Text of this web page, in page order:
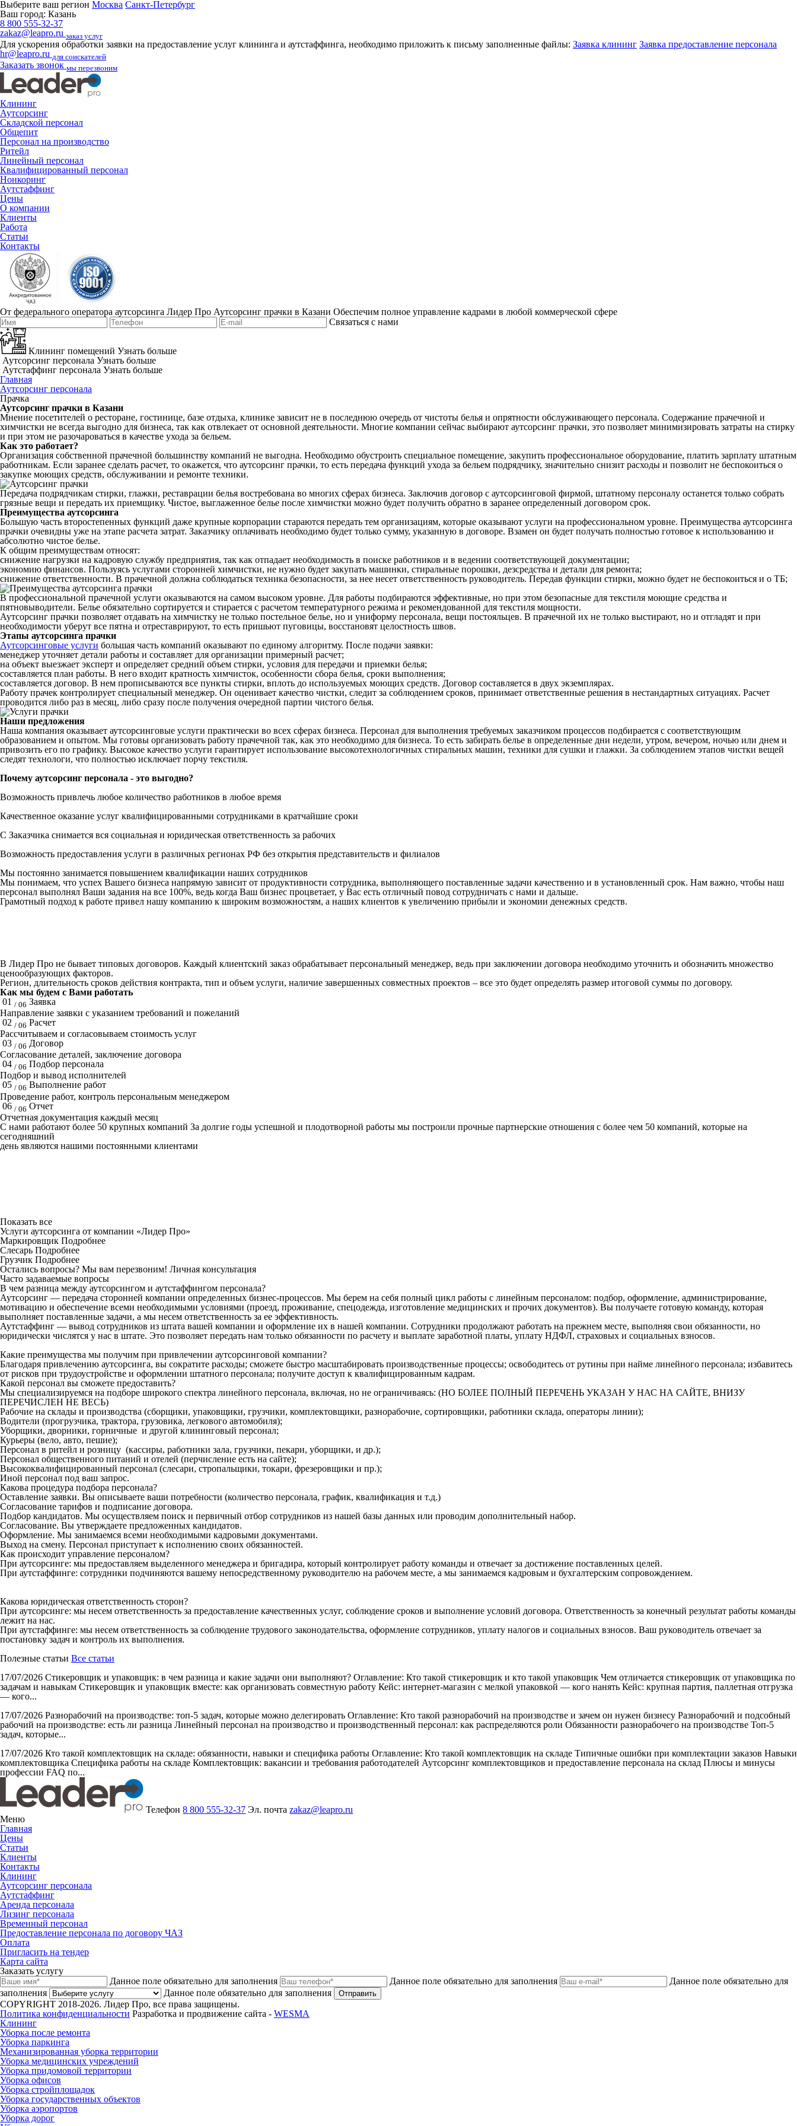
Выберите ваш регион Москва Санкт-Петербург
Ваш город: Казань
8 800 555-32-37
zakaz@leapro.ru заказ услуг
Для ускорения обработки заявки на предоставление услуг клининга и аутстаффинга, необходимо приложить к письму заполненные файлы: Заявка клининг Заявка предоставление персонала
hr@leapro.ru для соискателей
Заказать звонок мы перезвоним
Клининг
Аутсорсинг
Складской персонал
Общепит
Персонал на производство
Ритейл
Линейный персонал
Квалифицированный персонал
Нонкоринг
Аутстаффинг
Цены
О компании
Клиенты
Работа
Статьи
Контакты
От федерального оператора аутсорсинга Лидер Про Аутсорсинг прачки в Казани Обеспечим полное управление кадрами в любой коммерческой сфере
Связаться с нами
Клининг помещений Узнать больше
Аутсорсинг персонала Узнать больше
Аутстаффинг персонала Узнать больше
Главная
Аутсорсинг персонала
Прачка
Аутсорсинг прачки в Казани
Мнение посетителей о ресторане, гостинице, базе отдыха, клинике зависит не в последнюю очередь от чистоты белья и опрятности обслуживающего персонала. Содержание прачечной и
химчистки не всегда выгодно для бизнеса, так как отвлекает от основной деятельности. Многие компании сейчас выбирают аутсорсинг прачки, это позволяет минимизировать затраты на стирку
и при этом не разочароваться в качестве ухода за бельем.
Как это работает?
Организация собственной прачечной большинству компаний не выгодна. Необходимо обустроить специальное помещение, закупить профессиональное оборудование, платить зарплату штатным
работникам. Если заранее сделать расчет, то окажется, что аутсорсинг прачки, то есть передача функций ухода за бельем подрядчику, значительно снизит расходы и позволит не беспокоиться о
закупке моющих средств, обслуживании и ремонте техники.
Передача подрядчикам стирки, глажки, реставрации белья востребована во многих сферах бизнеса. Заключив договор с аутсорсинговой фирмой, штатному персоналу останется только собрать
грязные вещи и передать их приемщику. Чистое, выглаженное белье после химчистки можно будет получить обратно в заранее определенный договором срок.
Преимущества аутсорсинга
Большую часть второстепенных функций даже крупные корпорации стараются передать тем организациям, которые оказывают услуги на профессиональном уровне. Преимущества аутсорсинга
прачки очевидны уже на этапе расчета затрат. Заказчику оплачивать необходимо будет только сумму, указанную в договоре. Взамен он будет получать полностью готовое к использованию и
абсолютно чистое белье.
К общим преимуществам относят:
снижение нагрузки на кадровую службу предприятия, так как отпадает необходимость в поиске работников и в ведении соответствующей документации;
экономию финансов. Пользуясь услугами сторонней химчистки, не нужно будет закупать машинки, стиральные порошки, дезсредства и детали для ремонта;
снижение ответственности. В прачечной должна соблюдаться техника безопасности, за нее несет ответственность руководитель. Передав функции стирки, можно будет не беспокоиться и о ТБ;
В профессиональной прачечной услуги оказываются на самом высоком уровне. Для работы подбираются эффективные, но при этом безопасные для текстиля моющие средства и
пятновыводители. Белье обязательно сортируется и стирается с расчетом температурного режима и рекомендованной для текстиля мощности.
Аутсорсинг прачки позволяет отдавать на химчистку не только постельное белье, но и униформу персонала, вещи постояльцев. В прачечной их не только выстирают, но и отгладят и при
необходимости уберут все пятна и отреставрируют, то есть пришьют пуговицы, восстановят целостность швов.
Этапы аутсорсинга прачки
Аутсорсинговые услуги большая часть компаний оказывают по единому алгоритму. После подачи заявки:
менеджер уточняет детали работы и составляет для организации примерный расчет;
на объект выезжает эксперт и определяет средний объем стирки, условия для передачи и приемки белья;
составляется план работы. В него входит кратность химчисток, особенности сбора белья, сроки выполнения;
составляется договор. В нем прописываются все пункты стирки, вплоть до используемых моющих средств. Договор составляется в двух экземплярах.
Работу прачек контролирует специальный менеджер. Он оценивает качество чистки, следит за соблюдением сроков, принимает ответственные решения в нестандартных ситуациях. Расчет
проводится либо раз в месяц, либо сразу после получения очередной партии чистого белья.
Наши предложения
Наша компания оказывает аутсорсинговые услуги практически во всех сферах бизнеса. Персонал для выполнения требуемых заказчиком процессов подбирается с соответствующим
образованием и опытом. Мы готовы организовать работу прачечной так, как это необходимо для бизнеса. То есть забирать белье в определенные дни недели, утром, вечером, ночью или днем и
привозить его по графику. Высокое качество услуги гарантирует использование высокотехнологичных стиральных машин, техники для сушки и глажки. За соблюдением этапов чистки вещей
следят технологи, что полностью исключает порчу текстиля.
Почему аутсорсинг персонала - это выгодно?
Возможность привлечь любое количество работников в любое время
Качественное оказание услуг квалифицированными сотрудниками в кратчайшие сроки
С Заказчика снимается вся социальная и юридическая ответственность за рабочих
Возможность предоставления услуги в различных регионах РФ без открытия представительств и филиалов
Мы постоянно занимается повышением квалификации наших сотрудников
Мы понимаем, что успех Вашего бизнеса напрямую зависит от продуктивности сотрудника, выполняющего поставленные задачи качественно и в установленный срок. Нам важно, чтобы наш
персонал выполнял Ваши задания на все 100%, ведь когда Ваш бизнес процветает, у Вас есть отличный повод сотрудничать с нами и дальше.
Грамотный подход к работе привел нашу компанию к широким возможностям, а наших клиентов к увеличению прибыли и экономии денежных средств.
В Лидер Про не бывает типовых договоров. Каждый клиентский заказ обрабатывает персональный менеджер, ведь при заключении договора необходимо уточнить и обозначить множество
ценообразующих факторов.
Регион, длительность сроков действия контракта, тип и объем услуги, наличие завершенных совместных проектов – все это будет определять размер итоговой суммы по договору.
Как мы будем с Вами работать
01 / 06 Заявка
Направление заявки с указанием требований и пожеланий
02 / 06 Расчет
Рассчитываем и согласовываем стоимость услуг
03 / 06 Договор
Согласование деталей, заключение договора
04 / 06 Подбор персонала
Подбор и вывод исполнителей
05 / 06 Выполнение работ
Проведение работ, контроль персональным менеджером
06 / 06 Отчет
Отчетная документация каждый месяц
C нами работают более 50 крупных компаний За долгие годы успешной и плодотворной работы мы построили прочные партнерские отношения с более чем 50 компаний, которые на
сегодняшний
день являются нашими постоянными клиентами
Показать все
Услуги аутсорсинга от компании «Лидер Про»
Маркировщик Подробнее
Слесарь Подробнее
Грузчик Подробнее
Остались вопросы? Мы вам перезвоним! Личная консультация
Часто задаваемые вопросы
В чем разница между аутсорсингом и аутстаффингом персонала?
Аутсорсинг — передача сторонней компании определенных бизнес-процессов. Мы берем на себя полный цикл работы с линейным персоналом: подбор, оформление, администрирование,
мотивацию и обеспечение всеми необходимыми условиями (проезд, проживание, спецодежда, изготовление медицинских и прочих документов). Вы получаете готовую команду, которая
выполняет поставленные задачи, а мы несем ответственность за ее эффективность.
Аутстаффинг — вывод сотрудников из штата вашей компании и оформление их в нашей компании. Сотрудники продолжают работать на прежнем месте, выполняя свои обязанности, но
юридически числятся у нас в штате. Это позволяет передать нам только обязанности по расчету и выплате заработной платы, уплату НДФЛ, страховых и социальных взносов.
Какие преимущества мы получим при привлечении аутсорсинговой компании?
Благодаря привлечению аутсорсинга, вы сократите расходы; сможете быстро масштабировать производственные процессы; освободитесь от рутины при найме линейного персонала; избавитесь
от рисков при трудоустройстве и оформлении штатного персонала; получите доступ к квалифицированным кадрам.
Какой персонал вы сможете предоставить?
Мы специализируемся на подборе широкого спектра линейного персонала, включая, но не ограничиваясь: (НО БОЛЕЕ ПОЛНЫЙ ПЕРЕЧЕНЬ УКАЗАН У НАС НА САЙТЕ, ВНИЗУ
ПЕРЕЧИСЛЕН НЕ ВЕСЬ)
Рабочие на склады и производства (сборщики, упаковщики, грузчики, комплектовщики, разнорабочие, сортировщики, работники склада, операторы линии);
Водители (прогрузчика, трактора, грузовика, легкового автомобиля);
Уборщики, дворники, горничные и другой клининговый персонал;
Курьеры (вело, авто, пешие);
Персонал в ритейл и розницу (кассиры, работники зала, грузчики, пекари, уборщики, и др.);
Персонал общественного питаний и отелей (перчисление есть на сайте);
Высококвалифицированный персонал (слесари, стропальщики, токари, фрезеровщики и пр.);
Иной персонал под ваш запрос.
Какова процедура подбора персонала?
Оставление заявки. Вы описываете ваши потребности (количество персонала, график, квалификация и т.д.)
Согласование тарифов и подписание договора.
Подбор кандидатов. Мы осуществляем поиск и первичный отбор сотрудников из нашей базы данных или проводим дополнительный набор.
Согласование. Вы утверждаете предложенных кандидатов.
Оформление. Мы занимаемся всеми необходимыми кадровыми документами.
Выход на смену. Персонал приступает к исполнению своих обязанностей.
Как происходит управление персоналом?
При аутсорсинге: мы предоставляем выделенного менеджера и бригадира, который контролирует работу команды и отвечает за достижение поставленных целей.
При аутстаффинге: сотрудники подчиняются вашему непосредственному руководителю на рабочем месте, а мы занимаемся кадровым и бухгалтерским сопровождением.
Какова юридическая ответственность сторон?
При аутсорсинге: мы несем ответственность за предоставление качественных услуг, соблюдение сроков и выполнение условий договора. Ответственность за конечный результат работы команды
лежит на нас.
При аутстаффинге: мы несем ответственность за соблюдение трудового законодательства, оформление сотрудников, уплату налогов и социальных взносов. Ваш руководитель отвечает за
постановку задач и контроль их выполнения.
Полезные статьи Все статьи
17/07/2026 Стикеровщик и упаковщик: в чем разница и какие задачи они выполняют? Оглавление: Кто такой стикеровщик и кто такой упаковщик Чем отличается стикеровщик от упаковщика по
задачам и навыкам Стикеровщик и упаковщик вместе: как организовать совместную работу Кейс: интернет-магазин с мелкой упаковкой — кого нанять Кейс: крупная партия, паллетная отгрузка
— кого...
17/07/2026 Разнорабочий на производстве: топ-5 задач, которые можно делегировать Оглавление: Кто такой разнорабочий на производстве и зачем он нужен бизнесу Разнорабочий и подсобный
рабочий на производстве: есть ли разница Линейный персонал на производство и производственный персонал: как распределяются роли Обязанности разнорабочего на производстве Топ-5
задач, которые...
17/07/2026 Кто такой комплектовщик на складе: обязанности, навыки и специфика работы Оглавление: Кто такой комплектовщик на складе Типичные ошибки при комплектации заказов Навыки
комплектовщика Специфика работы на складе Комплектовщик: вакансии и требования работодателей Аутсорсинг комплектовщиков и предоставление персонала на склад Плюсы и минусы
профессии FAQ по...
Телефон8 800 555-32-37 Эл. почтаzakaz@leapro.ru
Меню
Главная
Цены
Статьи
Клиенты
Контакты
Клининг
Аутсорсинг персонала
Аутстаффинг
Аренда персонала
Лизинг персонала
Временный персонал
Предоставление персонала по договору ЧАЗ
Оплата
Пригласить на тендер
Карта сайта
Заказать услугу
Данное поле обязательно для заполнения
Данное поле обязательно для заполнения
Данное поле обязательно для
заполнения
Данное поле обязательно для заполнения Отправить
COPYRIGHT 2018-2026. Лидер Про, все права защищены.
Политика конфиденциальности Разработка и продвижение сайта - WESMA
Клининг
Уборка после ремонта
Уборка паркинга
Механизированная уборка территории
Уборка медицинских учреждений
Уборка придомовой территории
Уборка офисов
Уборка стройплощадок
Уборка государственных объектов
Уборка аэропортов
Уборка дорог